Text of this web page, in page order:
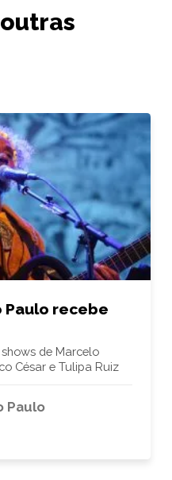
Paulo recebe
de Marcelo
César e Tulipa Ruiz
Paulo